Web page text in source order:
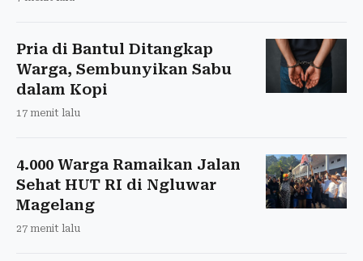
Pria di Bantul Ditangkap
Warga, Sembunyikan Sabu
dalam Kopi
17 menit lalu
4.000 Warga Ramaikan Jalan
Sehat HUT RI di Ngluwar
Magelang
27 menit lalu